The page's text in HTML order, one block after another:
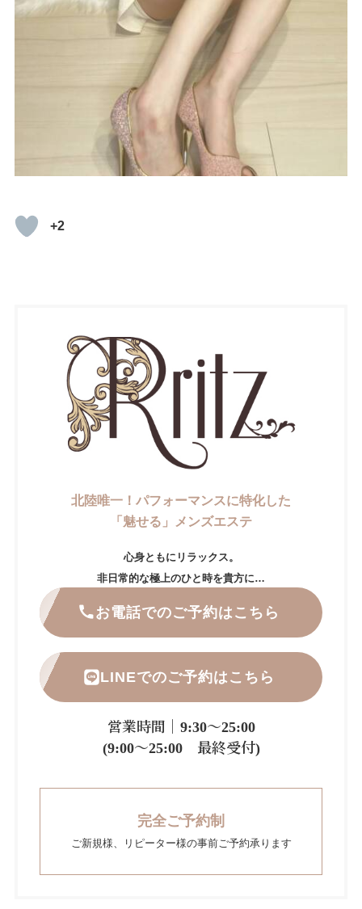
+2
北陸唯一！パフォーマンスに特化した
「魅せる」メンズエステ
心身ともにリラックス。
非日常的な極上のひと時を貴方に…
お電話でのご予約はこちら
LINEでのご予約はこちら
営業時間｜9:30～25:00
(9:00～25:00 最終受付)
完全ご予約制
ご新規様、リピーター様の事前ご予約承ります